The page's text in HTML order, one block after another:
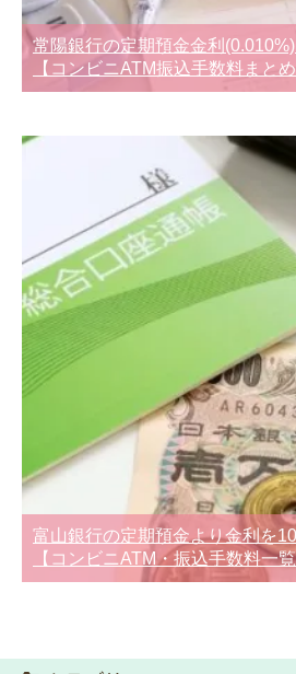
常陽銀行の定期預金金利
【コンビニATM振込手数料まとめ
富山銀行の定期預金より金利を
【コンビニATM・振込手数料一